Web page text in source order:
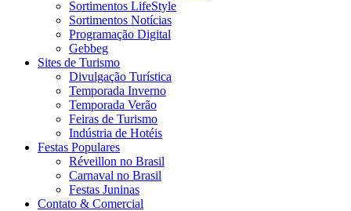
Sortimentos LifeStyle
Sortimentos Notícias
Programação Digital
Gebbeg
Sites de Turismo
Divulgação Turística
Temporada Inverno
Temporada Verão
Feiras de Turismo
Indústria de Hotéis
Festas Populares
Réveillon no Brasil
Carnaval no Brasil
Festas Juninas
Contato & Comercial